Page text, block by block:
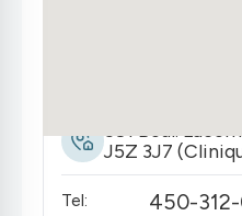
J5Z 3J7
Tel: 450-